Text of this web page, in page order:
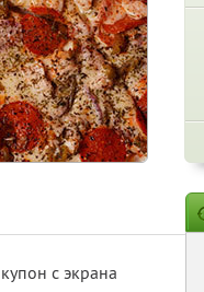
с экрана